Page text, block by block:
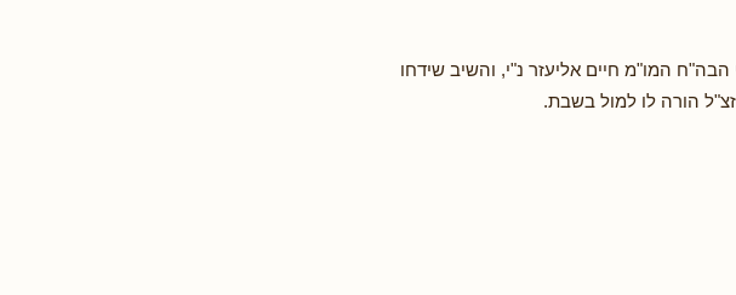
המו"מ חיים אליעזר נ"י, והשיב שידחו
הורה לו למול בשבת.